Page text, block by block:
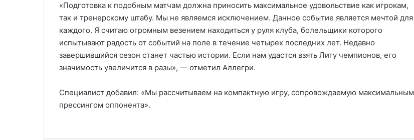
«Подготовка к подобным матчам должна приносить максимальное удовольствие как игрокам,
так и тренерскому штабу. Мы не являемся исключением. Данное событие является мечтой для
каждого. Я считаю огромным везением находиться у руля клуба, болельщики которого
испытывают радость от событий на поле в течение четырех последних лет. Недавно
завершившийся сезон станет частью истории. Если нам удастся взять Лигу чемпионов, его
значимость увеличится в разы», — отметил Аллегри.
Специалист добавил: «Мы рассчитываем на компактную игру, сопровождаемую максимальным
прессингом оппонента».
Анализ событий в Крокусе, что на